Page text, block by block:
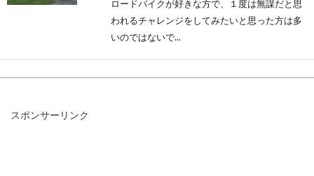
ロードバイクが好きな方で、１度は無謀だと思
われるチャレンジをしてみたいと思った方は多
いのではないで...
スポンサーリンク